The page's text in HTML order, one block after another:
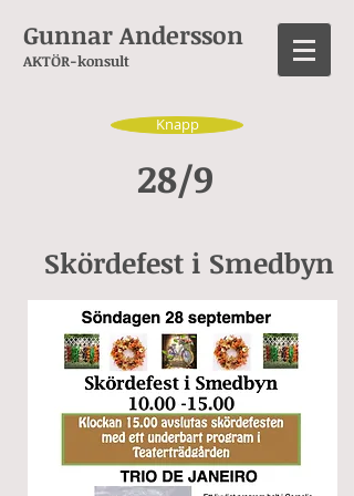
Gunnar Andersson
AKTÖR-konsult
Knapp
28/9
Skördefest i Smedbyn